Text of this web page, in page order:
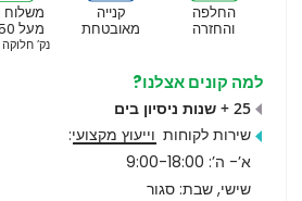
משלוח
מעל 450 ₪
נק’ חלוקה ₪250
קנייה
מאובטחת
החלפה
והחזרה
למה קונים אצלנו?
25 + שנות ניסיון בים
שירות לקוחות וייעוץ מקצועי:
א’- ה’: 9:00-18:00
שישי, שבת: סגור